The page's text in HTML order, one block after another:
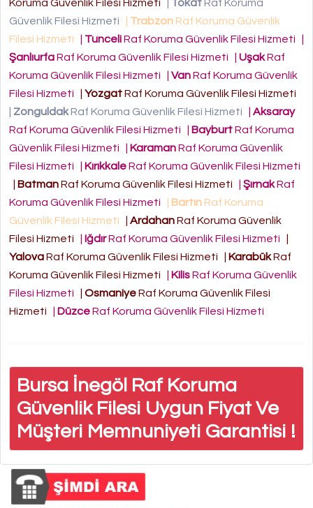
Koruma Güvenlik Filesi Hizmeti
TokatRaf Koruma
Güvenlik Filesi Hizmeti
Trabzon Raf Koruma Güvenlik
Filesi Hizmeti
TunceliRaf Koruma Güvenlik Filesi Hizmeti
ŞanlıurfaRaf Koruma Güvenlik Filesi Hizmeti UşakRaf
Koruma Güvenlik Filesi Hizmeti
VanRaf Koruma Güvenlik
Filesi Hizmeti
YozgatRaf Koruma Güvenlik Filesi Hizmeti
ZonguldakRaf Koruma Güvenlik Filesi Hizmeti
Aksaray
Raf Koruma Güvenlik Filesi Hizmeti
BayburtRaf Koruma
Güvenlik Filesi Hizmeti
KaramanRaf Koruma Güvenlik
Filesi Hizmeti
KırıkkaleRaf Koruma Güvenlik Filesi Hizmeti
BatmanRaf Koruma Güvenlik Filesi Hizmeti ŞırnakRaf
Koruma Güvenlik Filesi Hizmeti
Bartın Raf Koruma
Güvenlik Filesi Hizmeti
ArdahanRaf Koruma Güvenlik
Filesi Hizmeti
IğdırRaf Koruma Güvenlik Filesi Hizmeti
YalovaRaf Koruma Güvenlik Filesi Hizmeti KarabükRaf
Koruma Güvenlik Filesi Hizmeti
KilisRaf Koruma Güvenlik
Filesi Hizmeti
OsmaniyeRaf Koruma Güvenlik Filesi
Hizmeti
DüzceRaf Koruma Güvenlik Filesi Hizmeti
Bursa İnegöl Raf Koruma
Güvenlik Filesi Uygun Fiyat Ve
Müşteri Memnuniyeti Garantisi !